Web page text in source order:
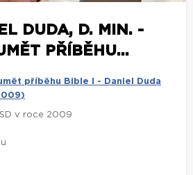
DUDA, D. MIN. -
PŘÍBĚHU...
příběhu Bible I - Daniel Duda
v roce 2009